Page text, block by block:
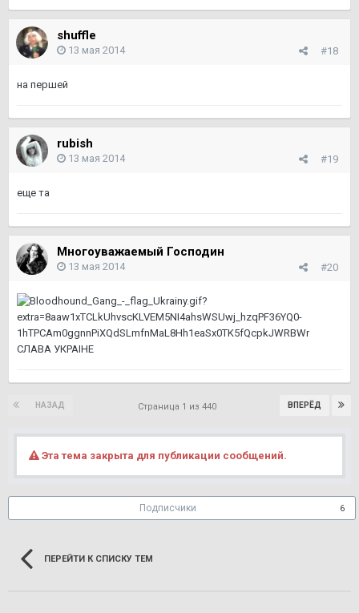
shuffle
#18
13 мая 2014
на першей
rubish
#19
13 мая 2014
еще та
Многоуважаемый Господин
#20
13 мая 2014
СЛАВА УКРАIНЕ
НАЗАД ВПЕРЁД
Страница 1 из 440
Эта тема закрыта для публикации сообщений.
Подписчики 6
ПЕРЕЙТИ К СПИСКУ ТЕМ